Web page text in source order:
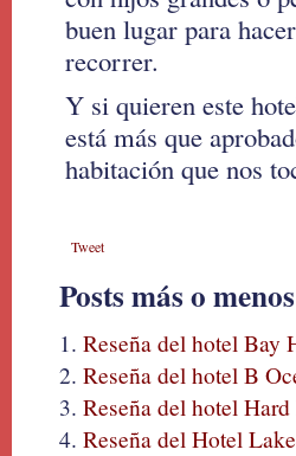
buen lugar para
recorrer.
Y si quieren este
está más que
habitación que nos
Tweet
Posts más o
Reseña del hotel Bay
Reseña del hotel B
Reseña del hotel
Reseña del Hotel